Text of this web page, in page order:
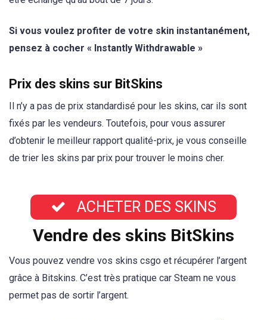
Si vous voulez profiter de votre skin instantanément,
pensez à cocher « Instantly Withdrawable »
Prix des skins sur BitSkins
Il n’y a pas de prix standardisé pour les skins, car ils sont
fixés par les vendeurs. Toutefois, pour vous assurer
d’obtenir le meilleur rapport qualité-prix, je vous conseille
de trier les skins par prix pour trouver le moins cher.
ACHETER DES SKINS
Vendre des skins BitSkins
Vous pouvez vendre vos skins csgo et récupérer l’argent
grâce à Bitskins. C’est très pratique car Steam ne vous
permet pas de sortir l’argent.